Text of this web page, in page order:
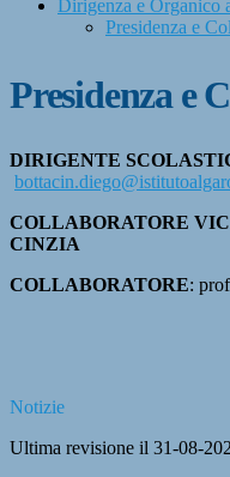
Dirigenza e Organico
Presidenza e
Presidenza e
DIRIGENTE
COLLABORATORE
CINZIA
COLLABORATORE:
Notizie
Ultima revisione il 31-08-